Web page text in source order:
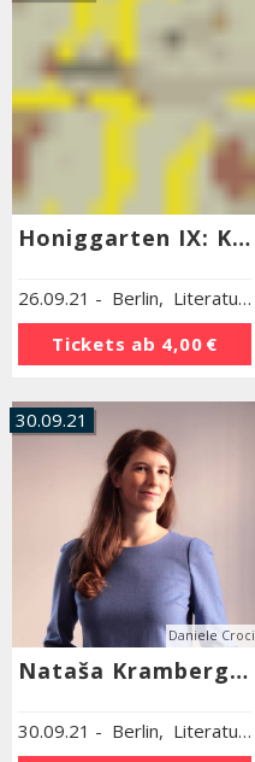
Honiggarten IX: Korallen – eine Begegnung mit den fluiden Systemen Sprache, Gedächtnis, Unsterblichkeit
26.09.21 - Berlin, Literaturhaus Berlin
Tickets ab 4,00 €
30.09.21
Daniele Croci
Nataša Kramberger »Verfluchte Misteln«
30.09.21 - Berlin, Literaturhaus Berlin